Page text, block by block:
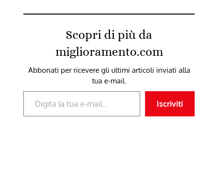
Scopri di più da
miglioramento.com
Abbonati per ricevere gli ultimi articoli inviati alla
tua e-mail.
Digita la tua e-mail...
Iscriviti